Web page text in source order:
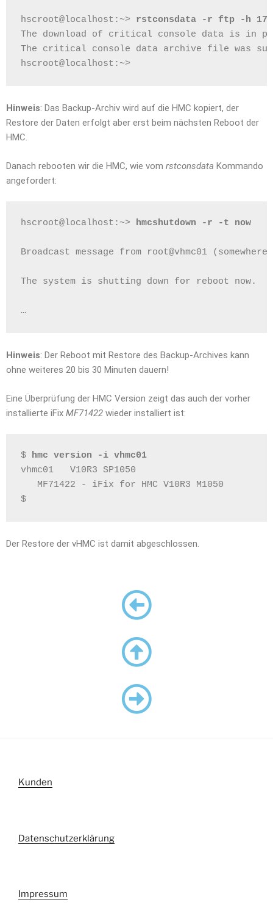
hscroot@localhost:~> rstconsdata -r ftp -h
The download of critical console data is in
The critical console data archive file was
hscroot@localhost:~>
Hinweis: Das Backup-Archiv wird auf die HMC kopiert, der
Restore der Daten erfolgt aber erst beim nächsten Reboot der
HMC.
Danach rebooten wir die HMC, wie vom rstconsdata Kommando
angefordert:
hscroot@localhost:~> hmcshutdown -r -t now
Broadcast message from root@vhmc01
The system is shutting
…
Hinweis: Der Reboot mit Restore des Backup-Archives kann
ohne weiteres 20 bis 30 Minuten dauern!
Eine Überprüfung der HMC Version zeigt das auch der vorher
installierte iFix MF71422 wieder installiert ist:
$ hmc version -i vhmc01
vhmc01   V10R3 SP1050
MF71422 - iFix for HMC V10R3 M1050
$
Der Restore der vHMC ist damit abgeschlossen.
Kunden
Datenschutzerklärung
Impressum